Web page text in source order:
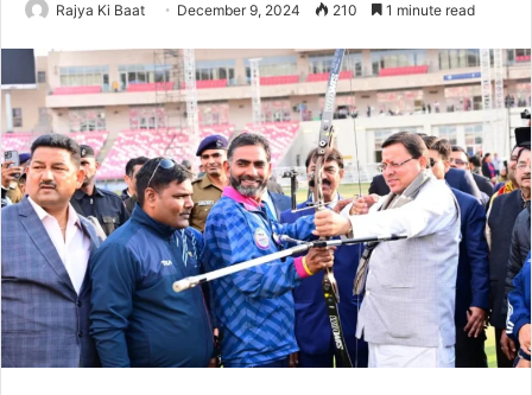
Rajya Ki Baat December 9, 2024 210 1 minute read